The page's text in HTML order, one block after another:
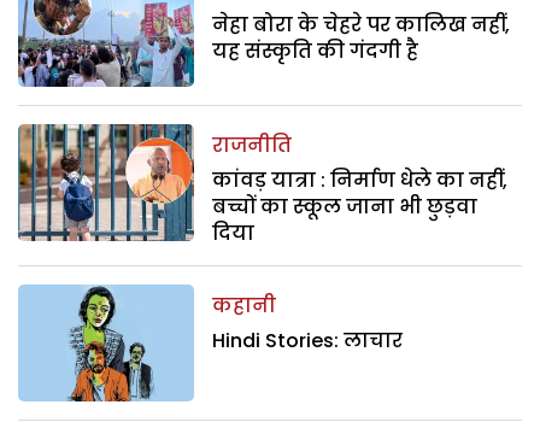
नेहा बोरा के चेहरे पर कालिख नहीं,
यह संस्कृति की गंदगी है
राजनीति
कांवड़ यात्रा : निर्माण धेले का नहीं,
बच्चों का स्कूल जाना भी छुड़वा
दिया
कहानी
Hindi Stories: लाचार